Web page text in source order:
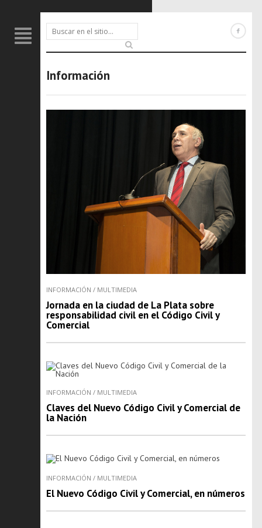
Información
INFORMACIÓN / MULTIMEDIA
Jornada en la ciudad de La Plata sobre
responsabilidad civil en el Código Civil y
Comercial
INFORMACIÓN / MULTIMEDIA
Claves del Nuevo Código Civil y Comercial de
la Nación
INFORMACIÓN / MULTIMEDIA
El Nuevo Código Civil y Comercial, en números